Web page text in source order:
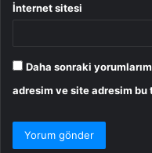
İnternet sitesi
Daha sonraki
adresim ve site adresim bu